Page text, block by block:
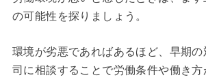
の可能性を探りましょう。
環境が劣悪であればあるほど、早期
司に相談することで労働条件や働き